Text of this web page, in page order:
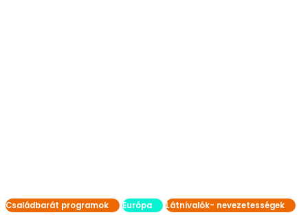
Családbarát programok Európa
Látnivalók- nevezetességek